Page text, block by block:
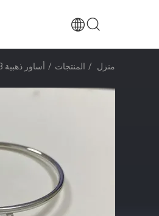
منزل / المنتجات / أساور ذهبية 18 كارت